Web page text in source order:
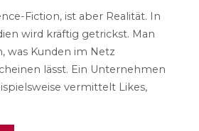
Fiction, ist aber Realität. In
wird kräftig getrickst. Man
was Kunden im Netz
lässt. Ein Unternehmen
vermittelt Likes,